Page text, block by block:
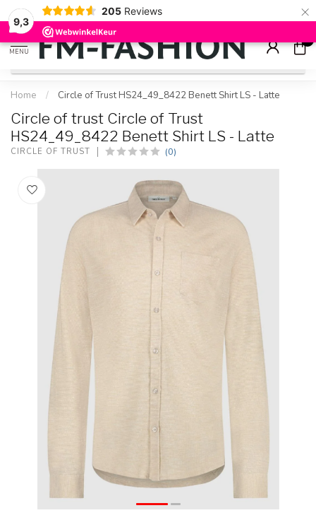
9,3
205 Reviews ×
Check onzesale artikelenvoor flinke kortingen
MENU
0
Home / Circle of Trust HS24_49_8422 Benett Shirt LS - Latte
Circle of trust Circle of Trust
HS24_49_8422 Benett Shirt LS - Latte
CIRCLE OF TRUST (0)